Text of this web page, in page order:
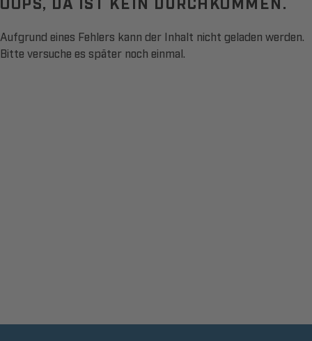
Aufgrund eines Fehlers kann der Inhalt nicht geladen werden.
Bitte versuche es später noch einmal.